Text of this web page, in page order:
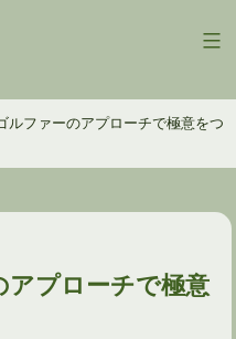
ルファーのアプローチで極意をつ
プローチで極意